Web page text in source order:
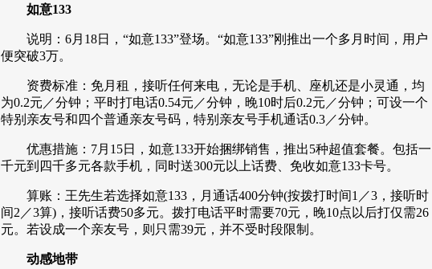
如意133
说明：6月18日，“如意133”登场。“如意133”刚推出一个多月时间，用户
便突破3万。
资费标准：免月租，接听任何来电，无论是手机、座机还是小灵通，均
为0.2元／分钟；平时打电话0.54元／分钟，晚10时后0.2元／分钟；可设一个
特别亲友号和四个普通亲友号码，特别亲友号手机通话0.3／分钟。
优惠措施：7月15日，如意133开始捆绑销售，推出5种超值套餐。包括一
千元到四千多元各款手机，同时送300元以上话费、免收如意133卡号。
算账：王先生若选择如意133，月通话400分钟(按拨打时间1／3，接听时
间2／3算)，接听话费50多元。拨打电话平时需要70元，晚10点以后打仅需26
元。若设成一个亲友号，则只需39元，并不受时段限制。
动感地带